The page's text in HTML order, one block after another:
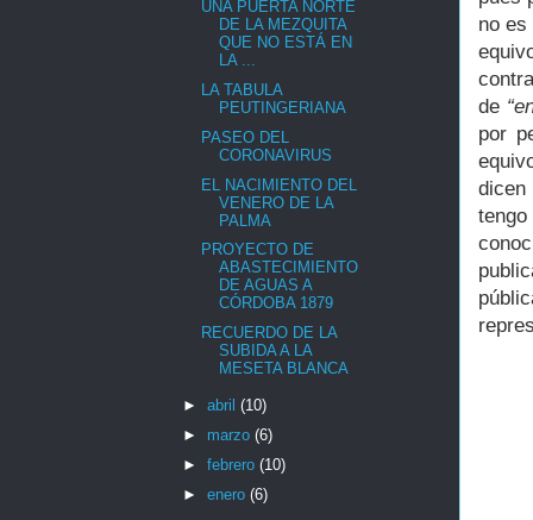
no
de
por
UNA PUERTA NORTE
DE LA MEZQUITA
QUE NO ESTÁ EN
LA ...
LA TABULA
PEUTINGERIANA
PASEO DEL
CORONAVIRUS
EL NACIMIENTO DEL
VENERO DE LA
PALMA
PROYECTO DE
ABASTECIMIENTO
DE AGUAS A
CÓRDOBA 1879
RECUERDO DE LA
SUBIDA A LA
MESETA BLANCA
► abril (10)
► marzo (6)
► febrero (10)
► enero (6)